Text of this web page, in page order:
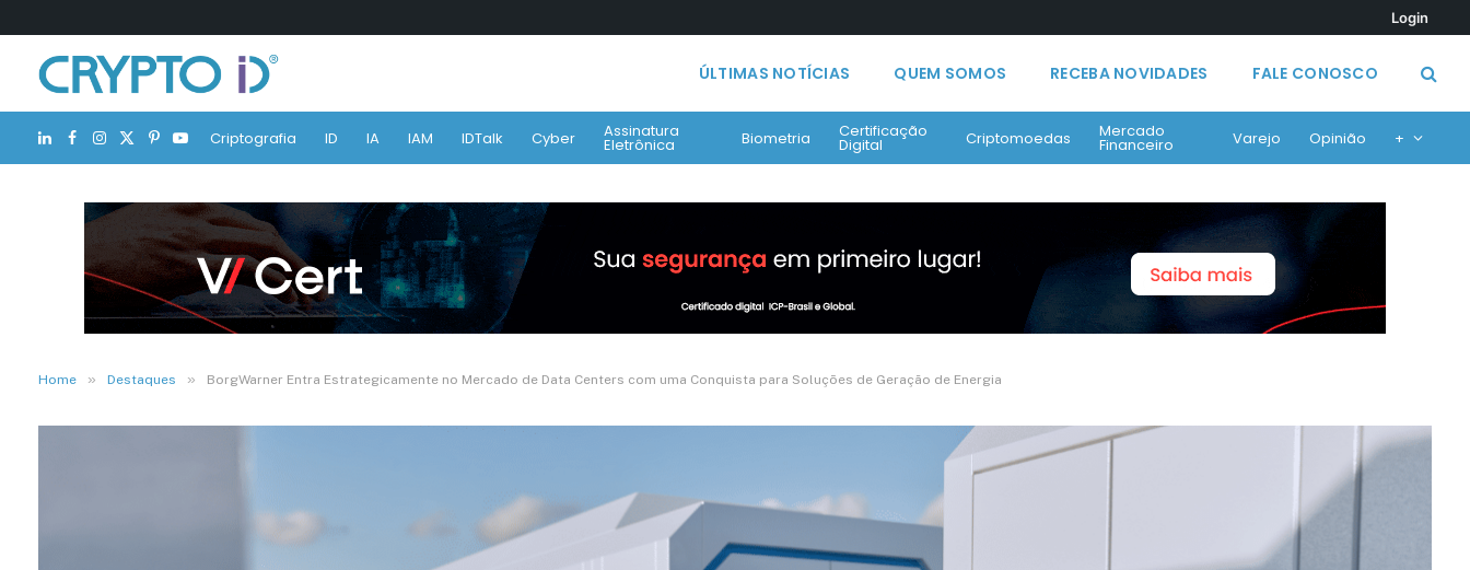
Login
ÚLTIMAS NOTÍCIAS QUEM SOMOS RECEBA NOVIDADES FALE CONOSCO
LinkedIn
Facebook
Instagram
X
(Twitter)
Pinterest
YouTubeCriptografia ID IA IAM IDTalk Cyber Assinatura
Eletrônica Biometria Certificação
Digital Criptomoedas Mercado
Financeiro Varejo Opinião +
Home » Destaques » BorgWarner Entra Estrategicamente no Mercado de Data Centers com uma Conquista para Soluções de Geração de Energia